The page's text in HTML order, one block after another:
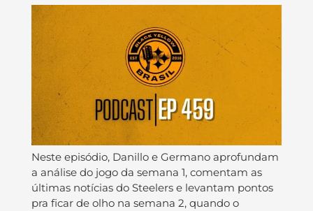
Neste episódio, Danillo e Germano aprofundam
a análise do jogo da semana 1, comentam as
últimas notícias do Steelers e levantam pontos
pra ficar de olho na semana 2, quando o